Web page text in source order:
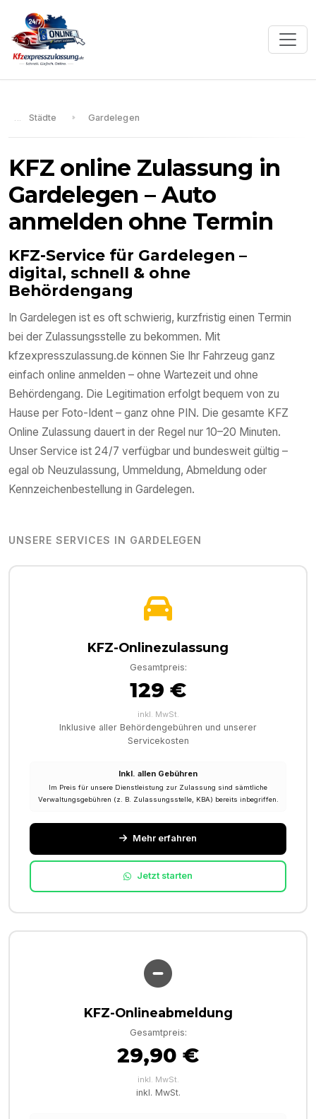
Städte Gardelegen
KFZ online Zulassung in
Gardelegen – Auto
anmelden ohne Termin
KFZ-Service für Gardelegen –
digital, schnell & ohne
Behördengang
In Gardelegen ist es oft schwierig, kurzfristig einen Termin
bei der Zulassungsstelle zu bekommen. Mit
kfzexpresszulassung.de können Sie Ihr Fahrzeug ganz
einfach online anmelden – ohne Wartezeit und ohne
Behördengang. Die Legitimation erfolgt bequem von zu
Hause per Foto-Ident – ganz ohne PIN. Die gesamte KFZ
Online Zulassung dauert in der Regel nur 10–20 Minuten.
Unser Service ist 24/7 verfügbar und bundesweit gültig –
egal ob Neuzulassung, Ummeldung, Abmeldung oder
Kennzeichenbestellung in Gardelegen.
UNSERE SERVICES IN GARDELEGEN
KFZ-Onlinezulassung
Gesamtpreis:
129 €
inkl. MwSt.
Inklusive aller Behördengebühren und unserer
Servicekosten
Inkl. allen Gebühren
Im Preis für unsere Dienstleistung zur Zulassung sind sämtliche
Verwaltungsgebühren (z. B. Zulassungsstelle, KBA) bereits inbegriffen.
Mehr erfahren
Jetzt starten
KFZ-Onlineabmeldung
Gesamtpreis:
29,90 €
inkl. MwSt.
inkl. MwSt.